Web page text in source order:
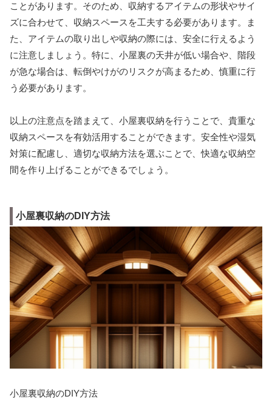
ことがあります。そのため、収納するアイテムの形状やサイ
ズに合わせて、収納スペースを工夫する必要があります。ま
た、アイテムの取り出しや収納の際には、安全に行えるよう
に注意しましょう。特に、小屋裏の天井が低い場合や、階段
が急な場合は、転倒やけがのリスクが高まるため、慎重に行
う必要があります。
以上の注意点を踏まえて、小屋裏収納を行うことで、貴重な
収納スペースを有効活用することができます。安全性や湿気
対策に配慮し、適切な収納方法を選ぶことで、快適な収納空
間を作り上げることができるでしょう。
小屋裏収納のDIY方法
小屋裏収納のDIY方法